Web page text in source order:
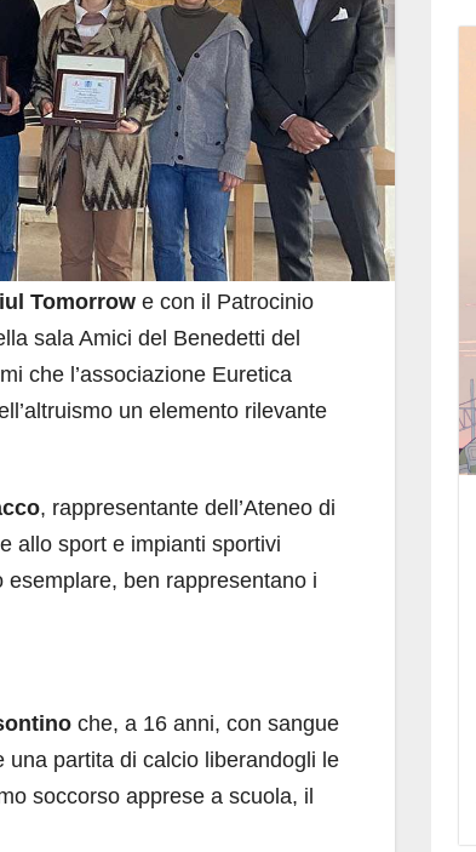
Tomorrow e con il Patrocinio
sala Amici del Benedetti del
che l’associazione Euretica
un elemento rilevante
, rappresentante dell’Ateneo di
allo sport e impianti sportivi
ben rappresentano i
che, a 16 anni, con sangue
partita di calcio liberandogli le
soccorso apprese a scuola, il